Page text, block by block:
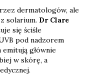
dermatologów, ale
solarium. Dr Clare
się ściśle
pod nadzorem
głównie
w skórę, a